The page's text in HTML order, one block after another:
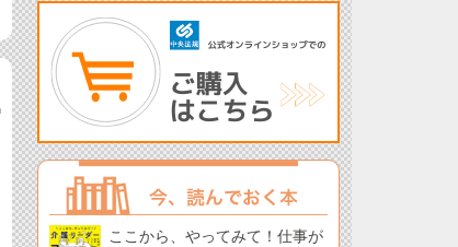
ここから、やってみて！仕事が